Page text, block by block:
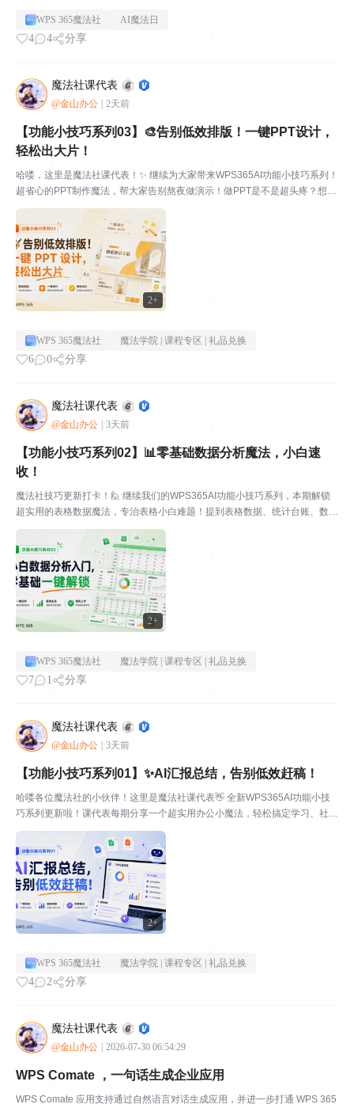
WPS 365魔法社 AI魔法日
4 4 分享
魔法社课代表
@金山办公 2天前
2+
【功能小技巧系列03】🎨告别低效排版！一键PPT设计，
轻松出大片！
哈喽，这里是魔法社课代表！✨ 继续为大家带来WPS365AI功能小技巧系列！
超省心的PPT制作魔法，帮大家告别熬夜做演示！做PPT是不是超头疼？想大
纲、排版式、找配图、调风格，忙活大半天还是平平无奇，赶DDL的时候真
的超崩溃！课代表重磅分享WPS365AI...
WPS 365魔法社 魔法学院 | 课程专区 | 礼品兑换
6 0 分享
魔法社课代表
@金山办公 3天前
2+
【功能小技巧系列02】📊零基础数据分析魔法，小白速
收！
魔法社技巧更新打卡！🙋 继续我们的WPS365AI功能小技巧系列，本期解锁
超实用的表格数据魔法，专治表格小白难题！提到表格数据、统计台账、数据
整理，是不是很多宝子都觉得超难？看不懂公式、不会计算、不会分析，一堆
数据摆在面前无从下手！今天课代表手把手教大家解...
WPS 365魔法社 魔法学院 | 课程专区 | 礼品兑换
7 1 分享
魔法社课代表
@金山办公 3天前
2+
【功能小技巧系列01】✨AI汇报总结，告别低效赶稿！
哈喽各位魔法社的小伙伴！这里是魔法社课代表👋 全新WPS365AI功能小技
巧系列更新啦！课代表每期分享一个超实用办公小魔法，轻松搞定学习、社团
办公难题～是不是每次写完作业总结、活动汇报、社团纪要，都被密密麻麻的
文字难住？内容杂乱、抓不住重点、反复修改，真的...
WPS 365魔法社 魔法学院 | 课程专区 | 礼品兑换
4 2 分享
魔法社课代表
@金山办公 2026-07-30 06:54:29
WPS Comate ，一句话生成企业应用
WPS Comate 应用支持通过自然语言对话生成应用，并进一步打通 WPS 365